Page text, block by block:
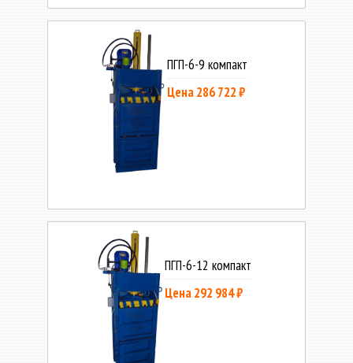
ПГП-6-9 компакт
Цена 286 722 ₽
ПГП-6-12 компакт
Цена 292 984 ₽